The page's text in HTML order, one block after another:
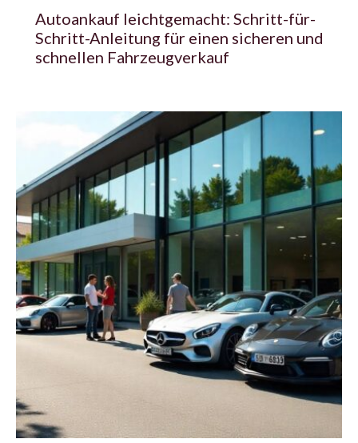
Autoankauf leichtgemacht: Schritt-für-
Schritt-Anleitung für einen sicheren und
schnellen Fahrzeugverkauf